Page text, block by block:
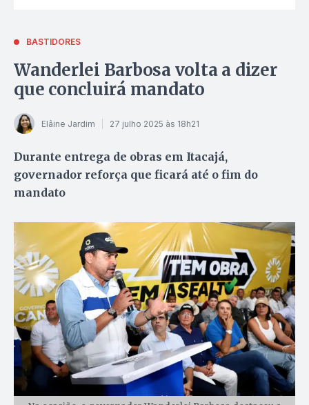
BASTIDORES
Wanderlei Barbosa volta a dizer
que concluirá mandato
Elâine Jardim 27 julho 2025 às 18h21
Durante entrega de obras em Itacajá,
governador reforça que ficará até o fim do
mandato